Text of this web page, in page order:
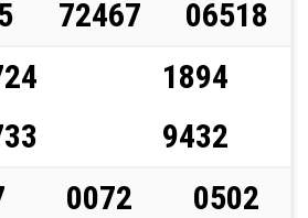
72467 06518
1894
9432
0072
0502